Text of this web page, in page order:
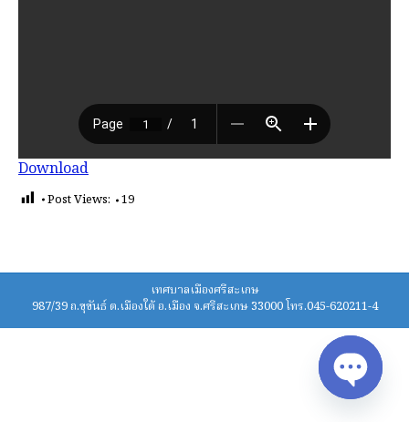
Download
Post Views: 19
เทศบาลเมืองศรีสะเกษ
987/39 ถ.ขุขันธ์ ต.เมืองใต้ อ.เมือง จ.ศรีสะเกษ 33000 โทร.045-620211-4